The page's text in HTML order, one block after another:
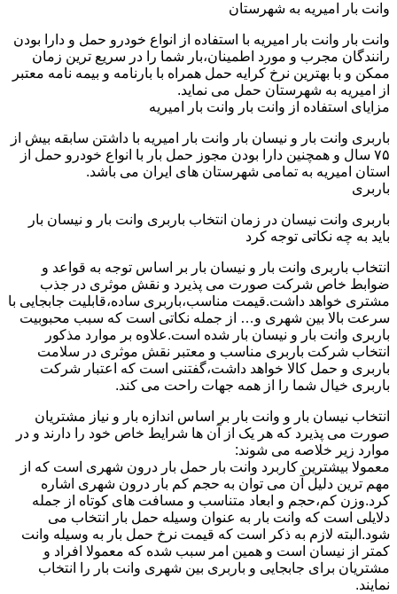
وانت بار امیریه به شهرستان
وانت بار وانت بار امیریه با استفاده از انواع خودرو حمل و دارا بودن
رانندگان مجرب و مورد اطمینان،بار شما را در سریع ترین زمان
ممکن و با بهترین نرخ کرایه حمل همراه با بارنامه و بیمه نامه معتبر
از امیریه به شهرستان حمل می نماید.
مزایای استفاده از وانت بار وانت بار امیریه
باربری وانت بار و نیسان بار وانت بار امیریه با داشتن سابقه بیش از
۷۵ سال و همچنین دارا بودن مجوز حمل بار با انواع خودرو حمل از
استان امیریه به تمامی شهرستان های ایران می باشد.
باربری
باربری وانت نیسان در زمان انتخاب باربری وانت بار و نیسان بار
باید به چه نکاتی توجه کرد
انتخاب باربری وانت بار و نیسان بار بر اساس توجه به قواعد و
ضوابط خاص شرکت صورت می پذیرد و نقش موثری در جذب
مشتری خواهد داشت.قیمت مناسب،باربری ساده،قابلیت جابجایی با
سرعت بالا بین شهری و… از جمله نکاتی است که سبب محبوبیت
باربری وانت بار و نیسان بار شده است.علاوه بر موارد مذکور
انتخاب شرکت باربری مناسب و معتبر نقش موثری در سلامت
باربری و حمل کالا خواهد داشت،گفتنی است که اعتبار شرکت
باربری خیال شما را از همه جهات راحت می کند.
انتخاب نیسان بار و وانت بار بر اساس اندازه بار و نیاز مشتریان
صورت می پذیرد که هر یک از آن ها شرایط خاص خود را دارند و در
موارد زیر خلاصه می شوند:
معمولا بیشترین کاربرد وانت بار حمل بار درون شهری است که از
مهم ترین دلیل آن می توان به حجم کم بار درون شهری اشاره
کرد.وزن کم،حجم و ابعاد متناسب و مسافت های کوتاه از جمله
دلایلی است که وانت بار به عنوان وسیله حمل بار انتخاب می
شود.البته لازم به ذکر است که قیمت نرخ حمل بار به وسیله وانت
کمتر از نیسان است و همین امر سبب شده که معمولا افراد و
مشتریان برای جابجایی و باربری بین شهری وانت بار را انتخاب
نمایند.